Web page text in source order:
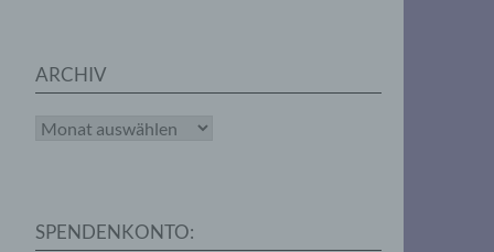
ARCHIV
Archiv
SPENDENKONTO: